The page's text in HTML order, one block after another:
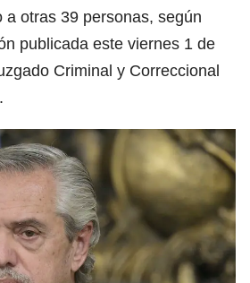
a otras 39 personas, según
publicada este viernes 1 de
Criminal y Correccional